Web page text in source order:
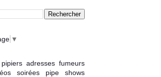
▼
pipiers adresses fumeurs
soirées
pipe shows